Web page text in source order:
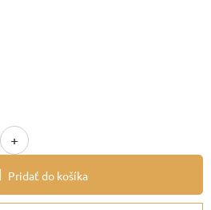
+
Pridať do košíka